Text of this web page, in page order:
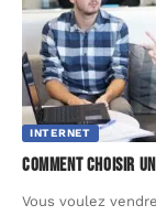
INTERNET
Comment choisir
Vous voulez